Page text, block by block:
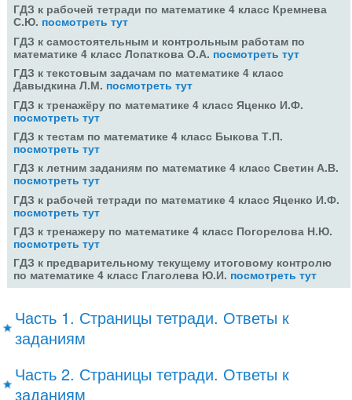
ГДЗ к рабочей тетради по математике 4 класс Кремнева
С.Ю. посмотреть тут
ГДЗ к самостоятельным и контрольным работам по
математике 4 класс Лопаткова О.А. посмотреть тут
ГДЗ к текстовым задачам по математике 4 класс
Давыдкина Л.М. посмотреть тут
ГДЗ к тренажёру по математике 4 класс Яценко И.Ф.
посмотреть тут
ГДЗ к тестам по математике 4 класс Быкова Т.П.
посмотреть тут
ГДЗ к летним заданиям по математике 4 класс Светин А.В.
посмотреть тут
ГДЗ к рабочей тетради по математике 4 класс Яценко И.Ф.
посмотреть тут
ГДЗ к тренажеру по математике 4 класс Погорелова Н.Ю.
посмотреть тут
ГДЗ к предварительному текущему итоговому контролю
по математике 4 класс Глаголева Ю.И. посмотреть тут
Часть 1. Страницы тетради. Ответы к
заданиям
Часть 2. Страницы тетради. Ответы к
заданиям